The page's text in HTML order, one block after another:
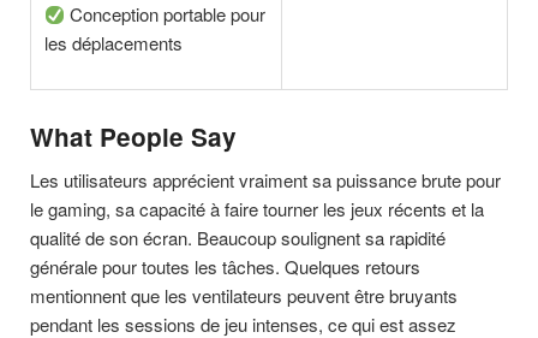
Conception portable pour
les déplacements
What People Say
Les utilisateurs apprécient vraiment sa puissance brute pour
le gaming, sa capacité à faire tourner les jeux récents et la
qualité de son écran. Beaucoup soulignent sa rapidité
générale pour toutes les tâches. Quelques retours
mentionnent que les ventilateurs peuvent être bruyants
pendant les sessions de jeu intenses, ce qui est assez